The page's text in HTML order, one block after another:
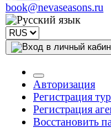
book@nevaseasons.ru
Авторизация
Регистрация
Регистрация
Восстановить